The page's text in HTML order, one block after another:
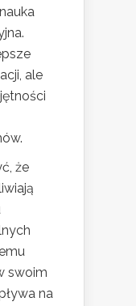
ale
że
swoim
na